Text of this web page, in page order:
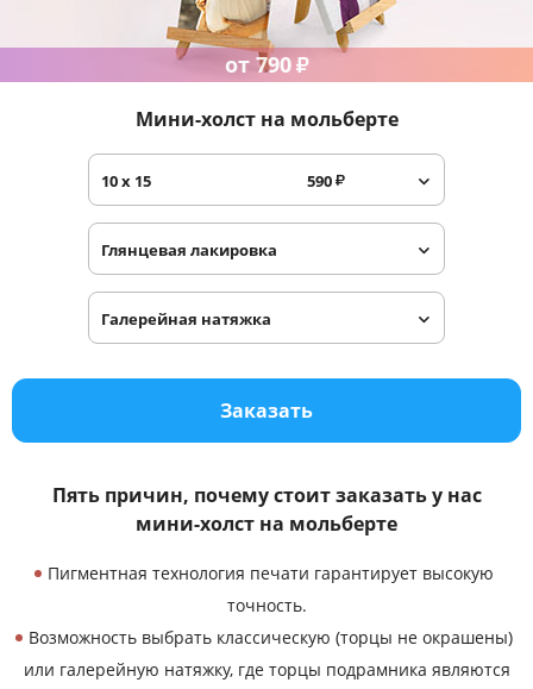
Багетная мастерская
Услуги и сервис
от 790₽
Мини-холст на мольберте
10 x 15 590₽
Глянцевая лакировка
Галерейная натяжка
Заказать
Пять причин, почему стоит заказать у нас
мини-холст на мольберте
Пигментная технология печати гарантирует высокую
точность.
Возможность выбрать классическую (торцы не окрашены)
или галерейную натяжку, где торцы подрамника являются